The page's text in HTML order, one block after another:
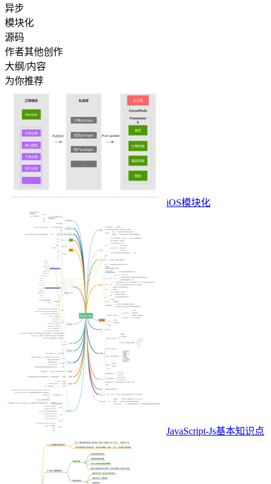
异步
模块化
源码
作者其他创作
大纲/内容
为你推荐
iOS模块化
JavaScript-Js基本知识点